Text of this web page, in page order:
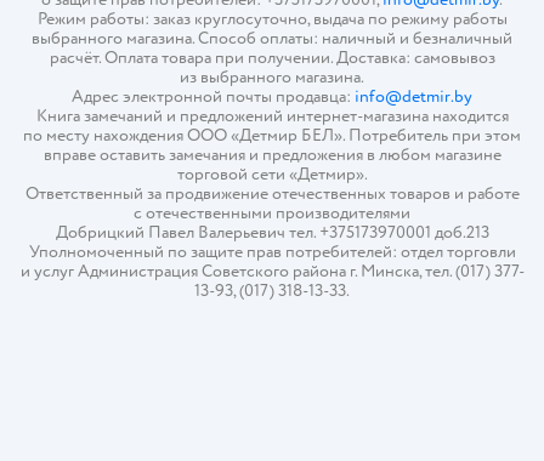
Режим работы: заказ круглосуточно, выдача по режиму работы
выбранного магазина. Способ оплаты: наличный и безналичный
расчёт. Оплата товара при получении. Доставка: самовывоз
из выбранного магазина.
Адрес электронной почты продавца: info@detmir.by
Книга замечаний и предложений интернет-магазина находится
по месту нахождения ООО «Детмир БЕЛ». Потребитель при этом
вправе оставить замечания и предложения в любом магазине
торговой сети «Детмир».
Ответственный за продвижение отечественных товаров и работе
с отечественными производителями
Добрицкий Павел Валерьевич тел. +375173970001 доб.213
Уполномоченный по защите прав потребителей: отдел торговли
и услуг Администрация Советского района г. Минска, тел. (017) 377-
13-93, (017) 318-13-33.